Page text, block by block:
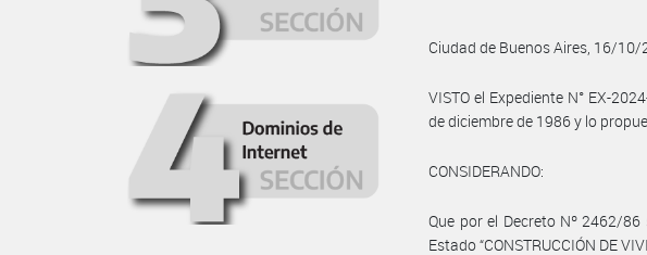
Ciudad de Buenos Aires, 16/10/
VISTO el Expediente N° EX-
de diciembre de 1986 y lo
CONSIDERANDO:
Que por el Decreto Nº 2462/
Estado “CONSTRUCCIÓN DE